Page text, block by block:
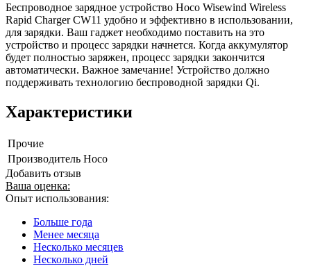
Беспроводное зарядное устройство Hoco Wisewind Wireless
Rapid Charger CW11 удобно и эффективно в использовании,
для зарядки. Ваш гаджет необходимо поставить на это
устройство и процесс зарядки начнется. Когда аккумулятор
будет полностью заряжен, процесс зарядки закончится
автоматически. Важное замечание! Устройство должно
поддерживать технологию беспроводной зарядки Qi.
Характеристики
Прочие
Производитель Hoco
Добавить отзыв
Ваша оценка:
Опыт использования:
Больше года
Менее месяца
Несколько месяцев
Несколько дней